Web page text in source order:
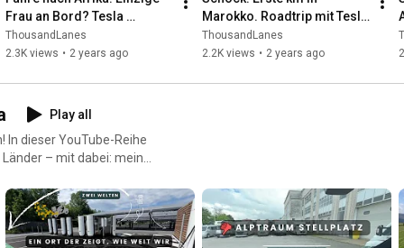
Maps von
500€ Rabatt bei
zu kaufen und Dir
Über folgenden Link*:
Kompressor: Fortem*
Sandboard: Lospitch*
bit.ly/3Qtjbmn
100W*
49Ppo3H Powerbank:
Frau an Bord? Tesla
Roadtrip durch Marokko.
Teil 9
ThousandLanes
2.3K views • 2 years ago
Marokko. Roadtrip mit Tesla
durch Afrika. Teil 11
ThousandLanes
2.2K views • 2 years ago
Play all
In dieser YouTube-Reihe
– mit dabei: mein